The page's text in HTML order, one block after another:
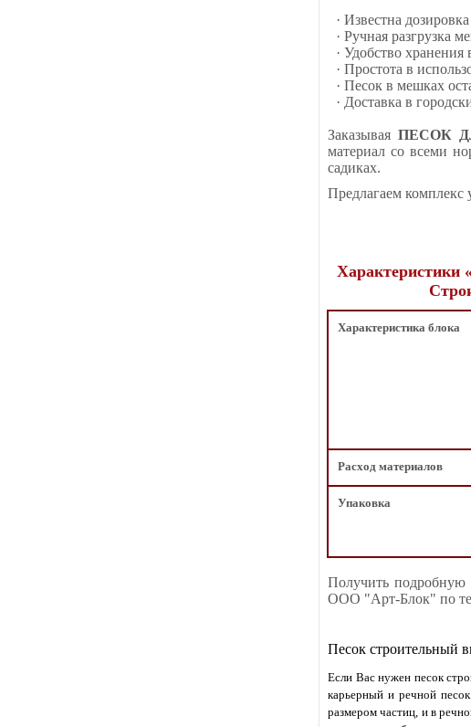
· Известна
· Ручная разгрузка
· Удобство
· Простота в
· Песок в мешках
· Доставка в
Заказывая ПЕСОК
материал со всеми
садиках.
Предлагаем комплекс
Характеристики
Характеристика блока
Расход материалов
Упаковка
Получить подробную
ООО "Арт-Блок" по
Песок строительный
Если Вас нужен песок
карьерный и речной
размером частиц, и в